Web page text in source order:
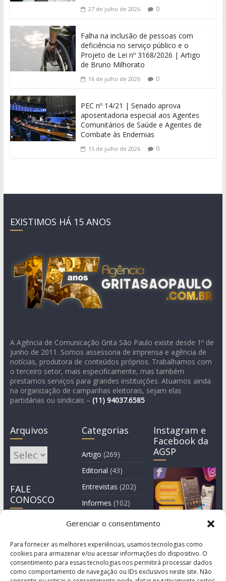
Gerenciar o consentimento
Para fornecer as melhores experiências, usamos tecnologias como
cookies para armazenar e/ou acessar informações do dispositivo. O
consentimento para essas tecnologias nos permitirá processar dados
como comportamento de navegação ou IDs exclusivos neste site. Não
27 de julho de 2026 0
Falha na inclusão de pessoas com
deficiência no serviço público e o
Projeto de Lei nº 3168/2026 | Artigo
de Bruno Milhorato
16 de julho de 2026 0
PEC nº 14/21 | Senado aprova
aposentadoria especial aos Agentes
Comunitários de Saúde e Agentes de
Combate às Endemias
15 de julho de 2026 0
EXISTIMOS HÁ 15 ANOS
A Agência de Comunicação Grita São Paulo existe desde 1º de
junho de 2011. Somos assessoria de imprensa e agência de
notícias, produtora de conteúdos próprios. Trabalhamos com
o terceiro setor, mais especificamente, mas também
prestamos serviços para grandes instituições. Atuamos ainda
na organização de campanhas eleitorais, sejam elas
partidárias ou sindicais – (11) 94037.6585
Arquivos
Arquivos
FALE
CONOSCO
Categorias
Artigo (269)
Editorial (43)
Entrevistas (202)
Informes (102)
Manchete
Instagram e
Facebook da
AGSP